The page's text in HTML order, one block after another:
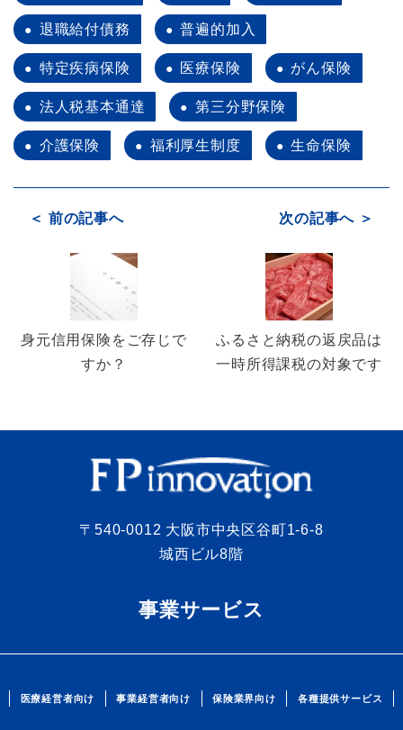
退職給付債務 普遍的加入
特定疾病保険 医療保険 がん保険
法人税基本通達 第三分野保険
介護保険 福利厚生制度 生命保険
＜ 前の記事へ 次の記事へ ＞
身元信用保険をご存じで
すか？
ふるさと納税の返戻品は
一時所得課税の対象です
〒540-0012 大阪市中央区谷町1-6-8
城西ビル8階
事業サービス
医療経営者向け 事業経営者向け 保険業界向け 各種提供サービス